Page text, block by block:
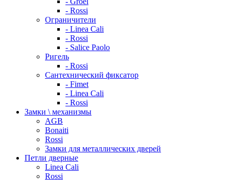
- Rossi
Ограничители
- Linea Cali
- Rossi
- Salice Paolo
Ригель
- Rossi
Сантехнический фиксатор
- Fimet
- Linea Cali
- Rossi
Замки \ механизмы
AGB
Bonaiti
Rossi
Замки для металлических дверей
Петли дверные
Linea Cali
Rossi